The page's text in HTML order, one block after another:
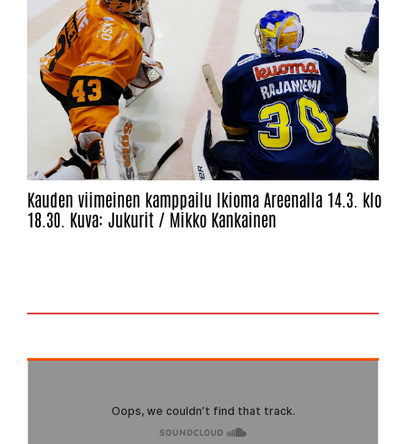
Kauden viimeinen kamppailu Ikioma Areenalla 14.3. klo
18.30. Kuva: Jukurit / Mikko Kankainen